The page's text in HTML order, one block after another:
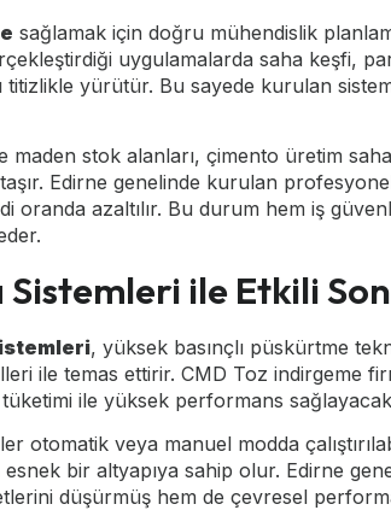
sağlamak için doğru mühendislik
uygulamalarda saha keşfi,
titizlikle yürütür. Bu sayede kurulan
maden stok alanları, çimento üretim
Edirne genelinde kurulan
oranda azaltılır. Bu durum hem iş
ile Etkili
, yüksek basınçlı püskürtme
ile temas ettirir. CMD Toz indirgeme
ile yüksek performans
otomatik veya manuel modda
bir altyapıya sahip olur. Edirne
düşürmüş hem de çevresel